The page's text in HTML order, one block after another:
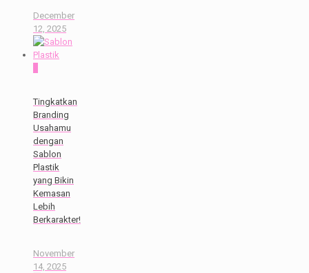
December
12, 2025
Tingkatkan
Branding
Usahamu
dengan
Sablon
Plastik
yang Bikin
Kemasan
Lebih
Berkarakter!
November
14, 2025